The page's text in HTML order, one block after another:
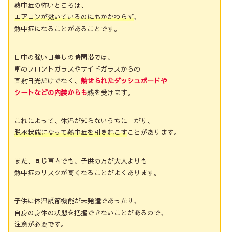
熱中症の怖いところは、
エアコンが効いているのにもかかわらず、
熱中症になることがあることです。
日中の強い日差しの時間帯では、
車のフロントガラスやサイドガラスからの
直射日光だけでなく、熱せられたダッシュボードや
シートなどの内装からも熱を受けます。
これによって、体温が知らないうちに上がり、
脱水状態になって熱中症を引き起こすことがあります。
また、同じ車内でも、子供の方が大人よりも
熱中症のリスクが高くなることがよくあります。
子供は体温調節機能が未発達であったり、
自身の身体の状態を把握できないことがあるので、
注意が必要です。